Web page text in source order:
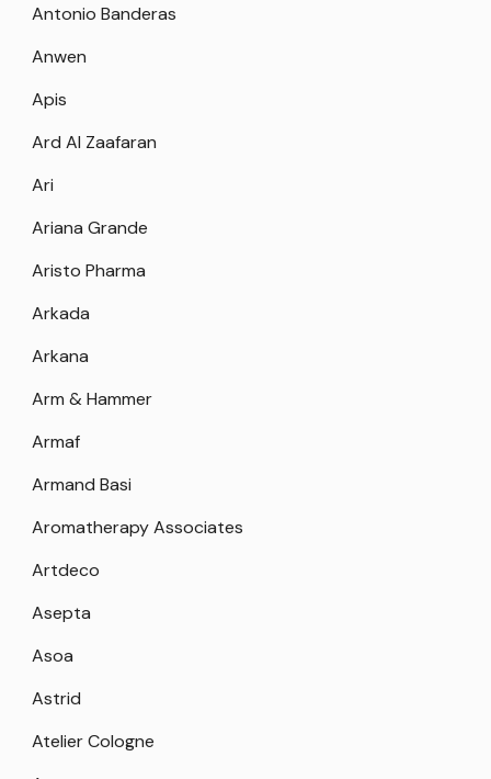
Antonio Banderas
Anwen
Apis
Ard Al Zaafaran
Ari
Ariana Grande
Aristo Pharma
Arkada
Arkana
Arm & Hammer
Armaf
Armand Basi
Aromatherapy Associates
Artdeco
Asepta
Asoa
Astrid
Atelier Cologne